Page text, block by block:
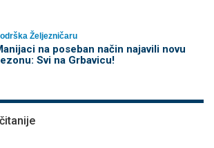
Željezničaru
na poseban način najavili novu
Svi na Grbavicu!